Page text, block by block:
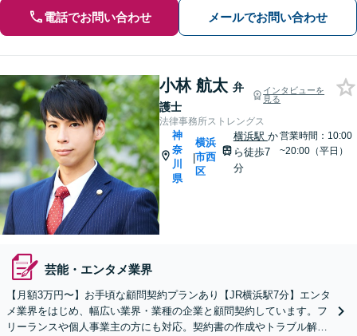
電話でお問い合わせ メールでお問い合わせ
小林 航太 弁
護士
インタビューを
見る
法律事務所ストレングス
神
奈
川
県
|
横浜
市西
区
横浜駅 か
ら徒歩7
分
営業時間：10:00
~20:00（平日）
芸能・エンタメ業界
【月額3万円〜】お手頃な顧問契約プランあり【JR横浜駅7分】エンタ
メ業界をはじめ、幅広い業界・業種の企業と顧問契約しています。フ
リーランスや個人事業主の方にも対応。契約書の作成やトラブル解決